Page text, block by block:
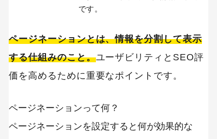
です。
ページネーションとは、情報を分割して表示
する仕組みのこと。ユーザビリティとSEO評
価を高めるために重要なポイントです。
ページネーションって何？
ページネーションを設定すると何が効果的な